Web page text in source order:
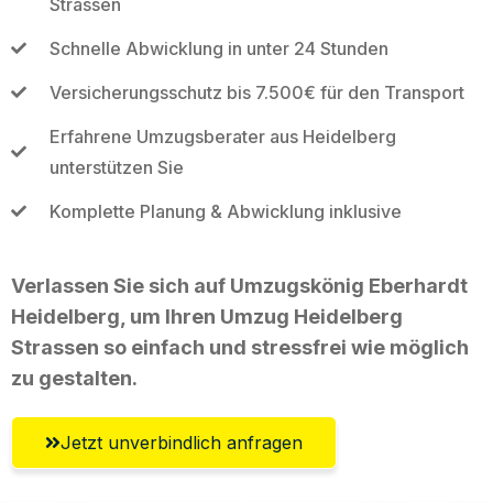
Schnelle Abwicklung in unter 24 Stunden
Versicherungsschutz bis 7.500€ für den Transport
Erfahrene Umzugsberater aus Heidelberg
unterstützen Sie
Komplette Planung & Abwicklung inklusive
Verlassen Sie sich auf Umzugskönig Eberhardt
Heidelberg, um Ihren Umzug Heidelberg
Strassen so einfach und stressfrei wie möglich
zu gestalten.
Jetzt unverbindlich anfragen